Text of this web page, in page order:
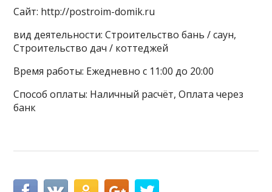
Сайт: http://postroim-domik.ru
вид деятельности: Строительство бань / саун,
Строительство дач / коттеджей
Время работы: Ежедневно с 11:00 до 20:00
Способ оплаты: Наличный расчёт, Оплата через
банк